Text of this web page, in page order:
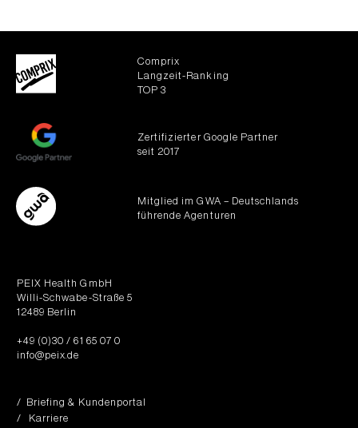
Comprix
Langzeit-Ranking
TOP 3
Zertifizierter Google Partner
seit 2017
Mitglied im GWA – Deutschlands
führende Agenturen
PEIX Health GmbH
Willi-Schwabe-Straße 5
12489 Berlin
+49 (0)30 / 61 65 07 0
info@peix.de
/ Briefing & Kundenportal
/ Karriere